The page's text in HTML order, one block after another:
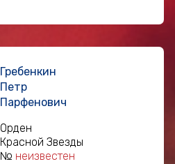
Гребенкин
Петр
Парфенович
Орден
Красной Звезды
№ неизвестен